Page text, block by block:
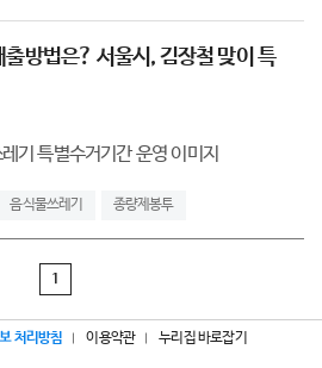
방법은? 서울시, 김장철 맞이 특
기 특별수거기간 운영 이미지
음식물쓰레기 종량제봉투
1
처리방침 이용약관 누리집 바로잡기